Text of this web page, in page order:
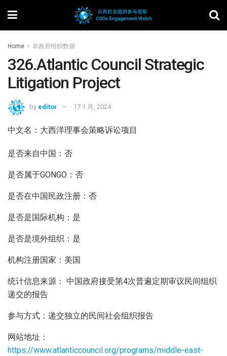
Home 非政府组织数据
326.Atlantic Council Strategic
Litigation Project
by editor 17 1 月, 2024
中文名：大西洋理事会策略诉讼项目
是否来自中国：否
是否属于GONGO：否
是否在中国民政注册：否
是否是国际机构：是
是否是境外组织：是
机构注册国家：美国
统计信息来源： 中国政府接受第4次普遍定期审议民间组织
递交的报告
参与方式：递交独立的民间社会组织报告
网站地址：
https://www.atlanticcouncil.org/programs/middle-east-